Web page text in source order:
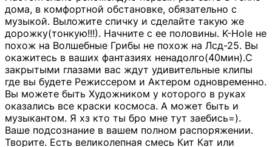
дома, в комфортной обстановке, обязательно с
музыкой. Выложите спичку и сделайте такую же
дорожку(тонкую!!!). Начните с ее половины. K-Hole не
похож на Волшебные Грибы не похож на Лсд-25. Вы
окажитесь в ваших фантазиях ненадолго(40мин).С
закрытыми глазами вас ждут удивительные клипы
где вы будете Режиссером и Актером одновременно.
Вы можете быть Художником у которого в руках
оказались все краски космоса. А может быть и
музыкантом. Я хз кто ты бро мне тут заебись=).
Ваше подсознание в вашем полном распоряжении.
Творите. Есть великолепная смесь Кит Кат или